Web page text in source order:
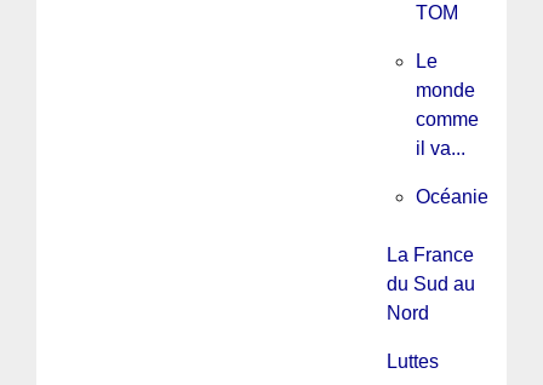
TOM
Le
monde
comme
il va...
Océanie
La France
du Sud au
Nord
Luttes